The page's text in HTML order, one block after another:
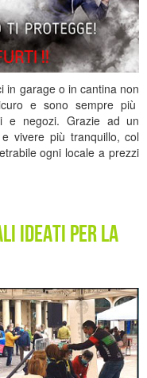
in garage o in cantina non
e sono sempre più
e negozi. Grazie ad un
vivere più tranquillo, col
ogni locale a prezzi
Ideati per la